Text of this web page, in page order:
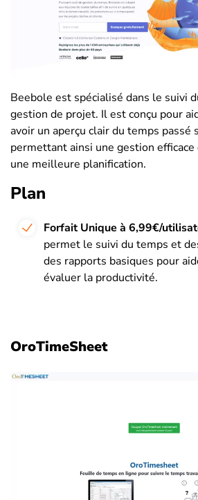
Beebole est spécialisé dans le suivi
gestion de projet. Il est conçu pour
avoir un aperçu clair du temps passé
permettant ainsi une gestion
une meilleure planification.
Plan
Forfait Unique à 6,99€/
permet le suivi du temps et
des rapports basiques pour
évaluer la productivité.
OroTimeSheet